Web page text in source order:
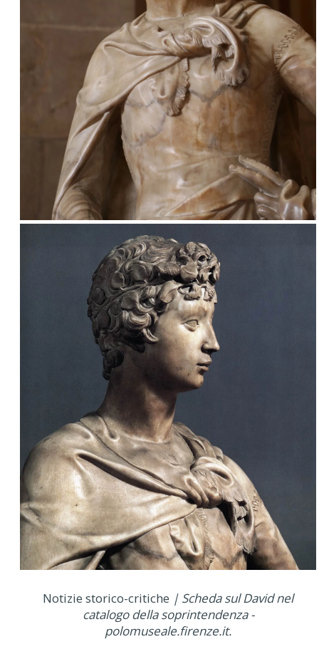
Notizie storico-critiche | Scheda sul David nel
catalogo della soprintendenza -
polomuseale.firenze.it.